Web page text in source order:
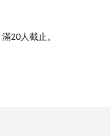
滿20人截止。